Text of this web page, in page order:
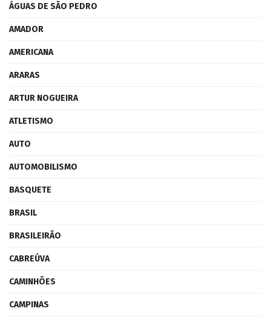
ÁGUAS DE SÃO PEDRO
AMADOR
AMERICANA
ARARAS
ARTUR NOGUEIRA
ATLETISMO
AUTO
AUTOMOBILISMO
BASQUETE
BRASIL
BRASILEIRÃO
CABREÚVA
CAMINHÕES
CAMPINAS